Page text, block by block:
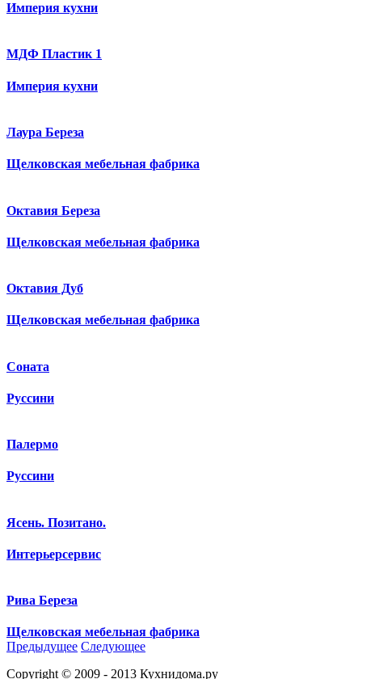
Империя кухни
МДФ Пластик 1
Империя кухни
Лаура Береза
Щелковская мебельная фабрика
Октавия Береза
Щелковская мебельная фабрика
Октавия Дуб
Щелковская мебельная фабрика
Соната
Руссини
Палермо
Руссини
Ясень. Позитано.
Интерьерсервис
Рива Береза
Щелковская мебельная фабрика
Предыдущее Следующее
Copyright © 2009 - 2013 Кухнидома.ру